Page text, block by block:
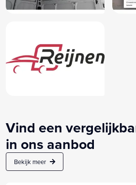
Vind een
in ons aanbod
Bekijk meer